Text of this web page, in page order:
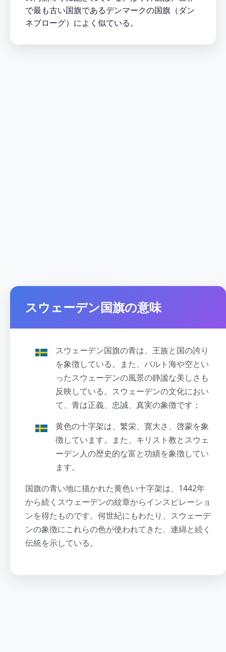
で最も古い国旗であるデンマークの国旗（ダン
ネブローグ）によく似ている。
スウェーデン国旗の意味
スウェーデン国旗の青は、王族と国の誇り
を象徴している。また、バルト海や空とい
ったスウェーデンの風景の静謐な美しさも
反映している。スウェーデンの文化におい
て、青は正義、忠誠、真実の象徴です；
黄色の十字架は、繁栄、寛大さ、啓蒙を象
徴しています。また、キリスト教とスウェ
ーデン人の歴史的な富と功績を象徴してい
ます。
国旗の青い地に描かれた黄色い十字架は、1442年
から続くスウェーデンの紋章からインスピレーショ
ンを得たものです。何世紀にもわたり、スウェーデ
ンの象徴にこれらの色が使われてきた、連綿と続く
伝統を示している。